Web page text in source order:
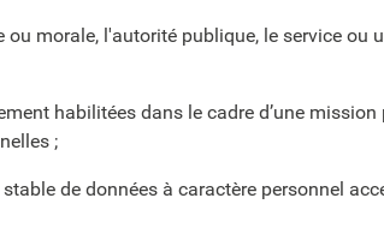
ou morale, l'autorité publique, le service
habilitées dans le cadre d’une
;
de données à caractère personnel